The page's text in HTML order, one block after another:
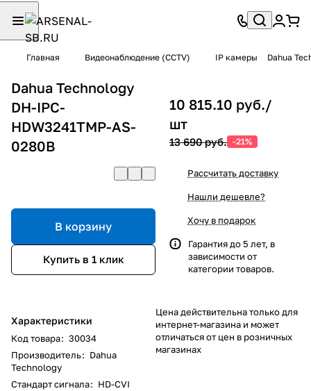
Главная Видеонаблюдение (CCTV) IP камеры Dahua
Dahua Technology
DH-IPC-
HDW3241TMP-AS-
0280B
В корзину
Купить в 1 клик
Характеристики
Код товара: 30034
Производитель: Dahua
Technology
Стандарт сигнала: HD-CVI
10 815.10 руб./
шт
13 690 руб. -21%
Рассчитать доставку
Нашли дешевле?
Хочу в подарок
Гарантия до 5 лет, в
зависимости от
категории товаров.
Цена действительна только для
интернет-магазина и может
отличаться от цен в розничных
магазинах